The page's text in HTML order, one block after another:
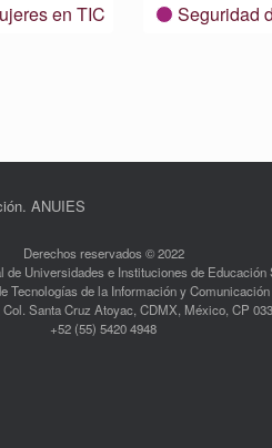
en TIC Seguridad
ANUIES
Derechos reservados © 2022
de Universidades e Instituciones de Educación
Tecnologías de la Información y Comunicación
Col. Santa Cruz Atoyac, CDMX, México, CP
+52 (55) 5420 4948